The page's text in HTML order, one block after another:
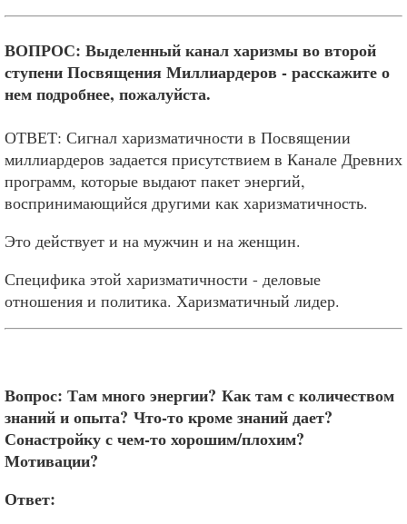
ВОПРОС: Выделенный канал харизмы во второй
ступени Посвящения Миллиардеров - расскажите о
нем подробнее, пожалуйста.
ОТВЕТ: Сигнал харизматичности в Посвящении
миллиардеров задается присутствием в Канале Древних
программ, которые выдают пакет энергий,
воспринимающийся другими как харизматичность.
Это действует и на мужчин и на женщин.
Специфика этой харизматичности - деловые
отношения и политика. Харизматичный лидер.
Вопрос: Там много энергии? Как там с количеством
знаний и опыта? Что-то кроме знаний дает?
Сонастройку с чем-то хорошим/плохим?
Мотивации?
Ответ: